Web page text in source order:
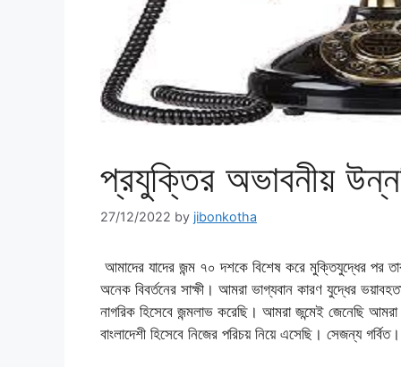
প্রযুক্তির অভাবনীয়
27/12/2022 by jibonkotha
আমাদের যাদের জন্ম ৭০ দশকে বিশেষ করে মুক্তিযুদ্ধের পর
অনেক বিবর্তনের সাক্ষী। আমরা ভাগ্যবান কারণ যুদ্ধের
নাগরিক হিসেবে জন্মলাভ করেছি। আমরা জন্মেই জেনেছি আমরা
বাংলাদেশী হিসেবে নিজের পরিচয় নিয়ে এসেছি। সেজন্য গর্বিত।